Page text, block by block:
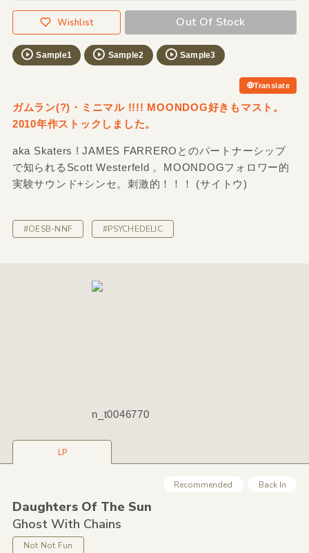
Wishlist Out Of Stock
Sample1 Sample2 Sample3
Translate
ガムラン(?)・ミニマル !!!! MOONDOG好きもマスト。
2010年作ストックしました。
aka Skaters ! JAMES FARREROとのパートナーシップ
で知られるScott Westerfeld 。MOONDOGフォロワー的
実験サウンド+シンセ。刺激的！！！ (サイトウ)
#OESB-NNF #PSYCHEDELIC
n_t0046770
LP
Recommended Back In
Daughters Of The Sun
Ghost With Chains
Not Not Fun